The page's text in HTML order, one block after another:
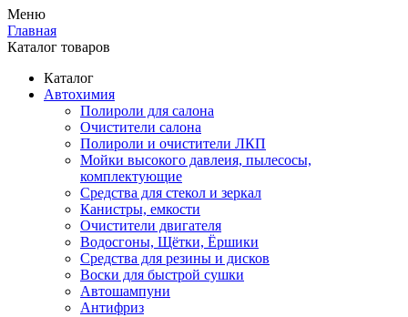
Меню
Главная
Каталог товаров
Каталог
Автохимия
Полироли для салона
Очистители салона
Полироли и очистители ЛКП
Мойки высокого давлеия, пылесосы,
комплектующие
Средства для стекол и зеркал
Канистры, емкости
Очистители двигателя
Водосгоны, Щётки, Ёршики
Средства для резины и дисков
Воски для быстрой сушки
Автошампуни
Антифриз